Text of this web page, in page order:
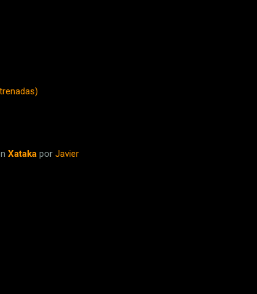
Xataka por Javier